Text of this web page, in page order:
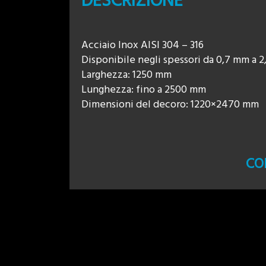
Acciaio Inox AISI 304 – 316
Disponibile negli spessori da 0,7 mm a
Larghezza: 1250 mm
Lunghezza: fino a 2500 mm
Dimensioni del decoro: 1220×2470 mm